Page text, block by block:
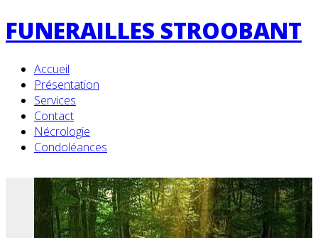
FUNERAILLES STROOBANT
Accueil
Présentation
Services
Contact
Nécrologie
Condoléances